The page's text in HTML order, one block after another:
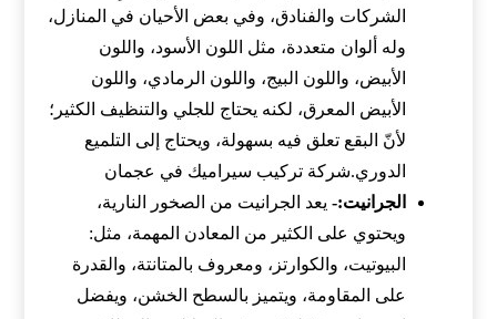
الشركات والفنادق، وفي بعض الأحيان في المنازل،
وله ألوان متعددة، مثل اللون الأسود، واللون
الأبيض، واللون البيج، واللون الرمادي، واللون
الأبيض المعرق، لكنه يحتاج للجلي والتنظيف الكثير؛
لأنّ البقع تعلق فيه بسهولة، ويحتاج إلى التلميع
الدوري.شركة تركيب سيراميك في عجمان
الجرانيت:- يعد الجرانيت من الصخور النارية،
ويحتوي على الكثير من المعادن المهمة، مثل:
البيوتيت، والكوارتز، ومعروف بالمتانتة، والقدرة
على المقاومة، ويتميز بالسطح الخشن، ويفضل